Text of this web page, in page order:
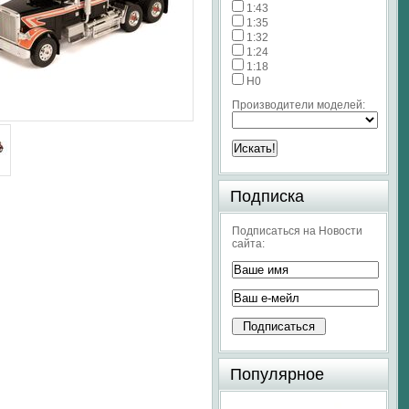
1:43
1:35
1:32
1:24
1:18
H0
Производители моделей:
Подписка
Подписаться на Новости
сайта:
Популярное